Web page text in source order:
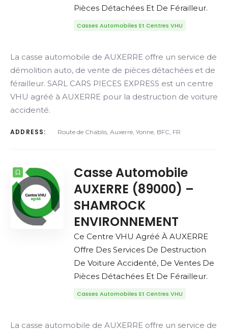
Pièces Détachées Et De Férailleur.
Casses Automobiles Et Centres VHU
La casse automobile de AUXERRE offre un service de
démolition auto, de vente de pièces détachées et de
férailleur. SARL CARS PIECES EXPRESS est un centre
VHU agréé à AUXERRE pour la destruction de voiture
accidenté.
ADDRESS: Route de Chablis, Auxerre, Yonne, BFC, FR
Casse Automobile
AUXERRE (89000) –
SHAMROCK
ENVIRONNEMENT
Ce Centre VHU Agréé À AUXERRE
Offre Des Services De Destruction
De Voiture Accidenté, De Ventes De
Pièces Détachées Et De Férailleur.
Casses Automobiles Et Centres VHU
La casse automobile de AUXERRE offre un service de